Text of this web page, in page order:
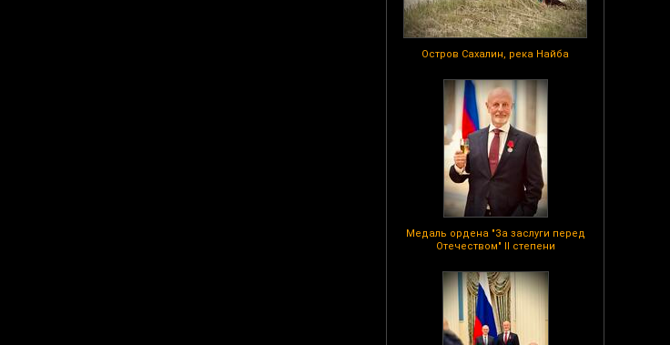
Остров Сахалин, река Найба
Медаль ордена "За заслуги перед
Отечеством" II степени